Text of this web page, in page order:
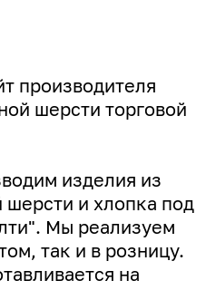
производителя
шерсти торговой
изделия из
шерсти и хлопка под
Мы реализуем
так и в розницу.
на